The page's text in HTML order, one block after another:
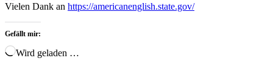
Vielen Dank an https://americanenglish.state.gov/
Gefällt mir:
Wird geladen …